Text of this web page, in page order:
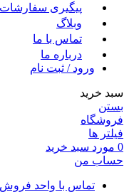
پیگیری سفارشات
وبلاگ
تماس با ما
درباره ما
ورود / ثبت نام
سبد خرید
بستن
فروشگاه
فیلتر ها
0 مورد سبد خرید
حساب من
تماس با واحد فروش